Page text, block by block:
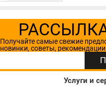
Получайте самые свежие
новинки, советы, рекомендации
Услуги и